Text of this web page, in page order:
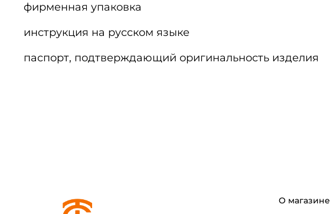
фирменная упаковка
инструкция на русском языке
паспорт, подтверждающий оригинальность изделия
О магазине